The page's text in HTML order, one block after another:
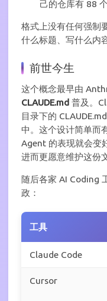
己的仓库有 88
格式上没有任何强制
什么标题、写什么内
前世今生
这个概念最早由
CLAUDE.md 普及。
目录下的
中。这个设计简单而
Agent 的表现就会变
进而更愿意维护这份
随后各家 AI Coding
政：
工具
Claude Code
Cursor